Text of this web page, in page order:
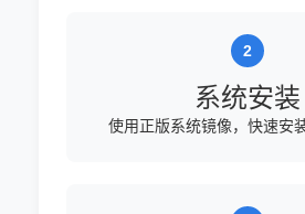
系统安装
使用正版系统镜像，快速安